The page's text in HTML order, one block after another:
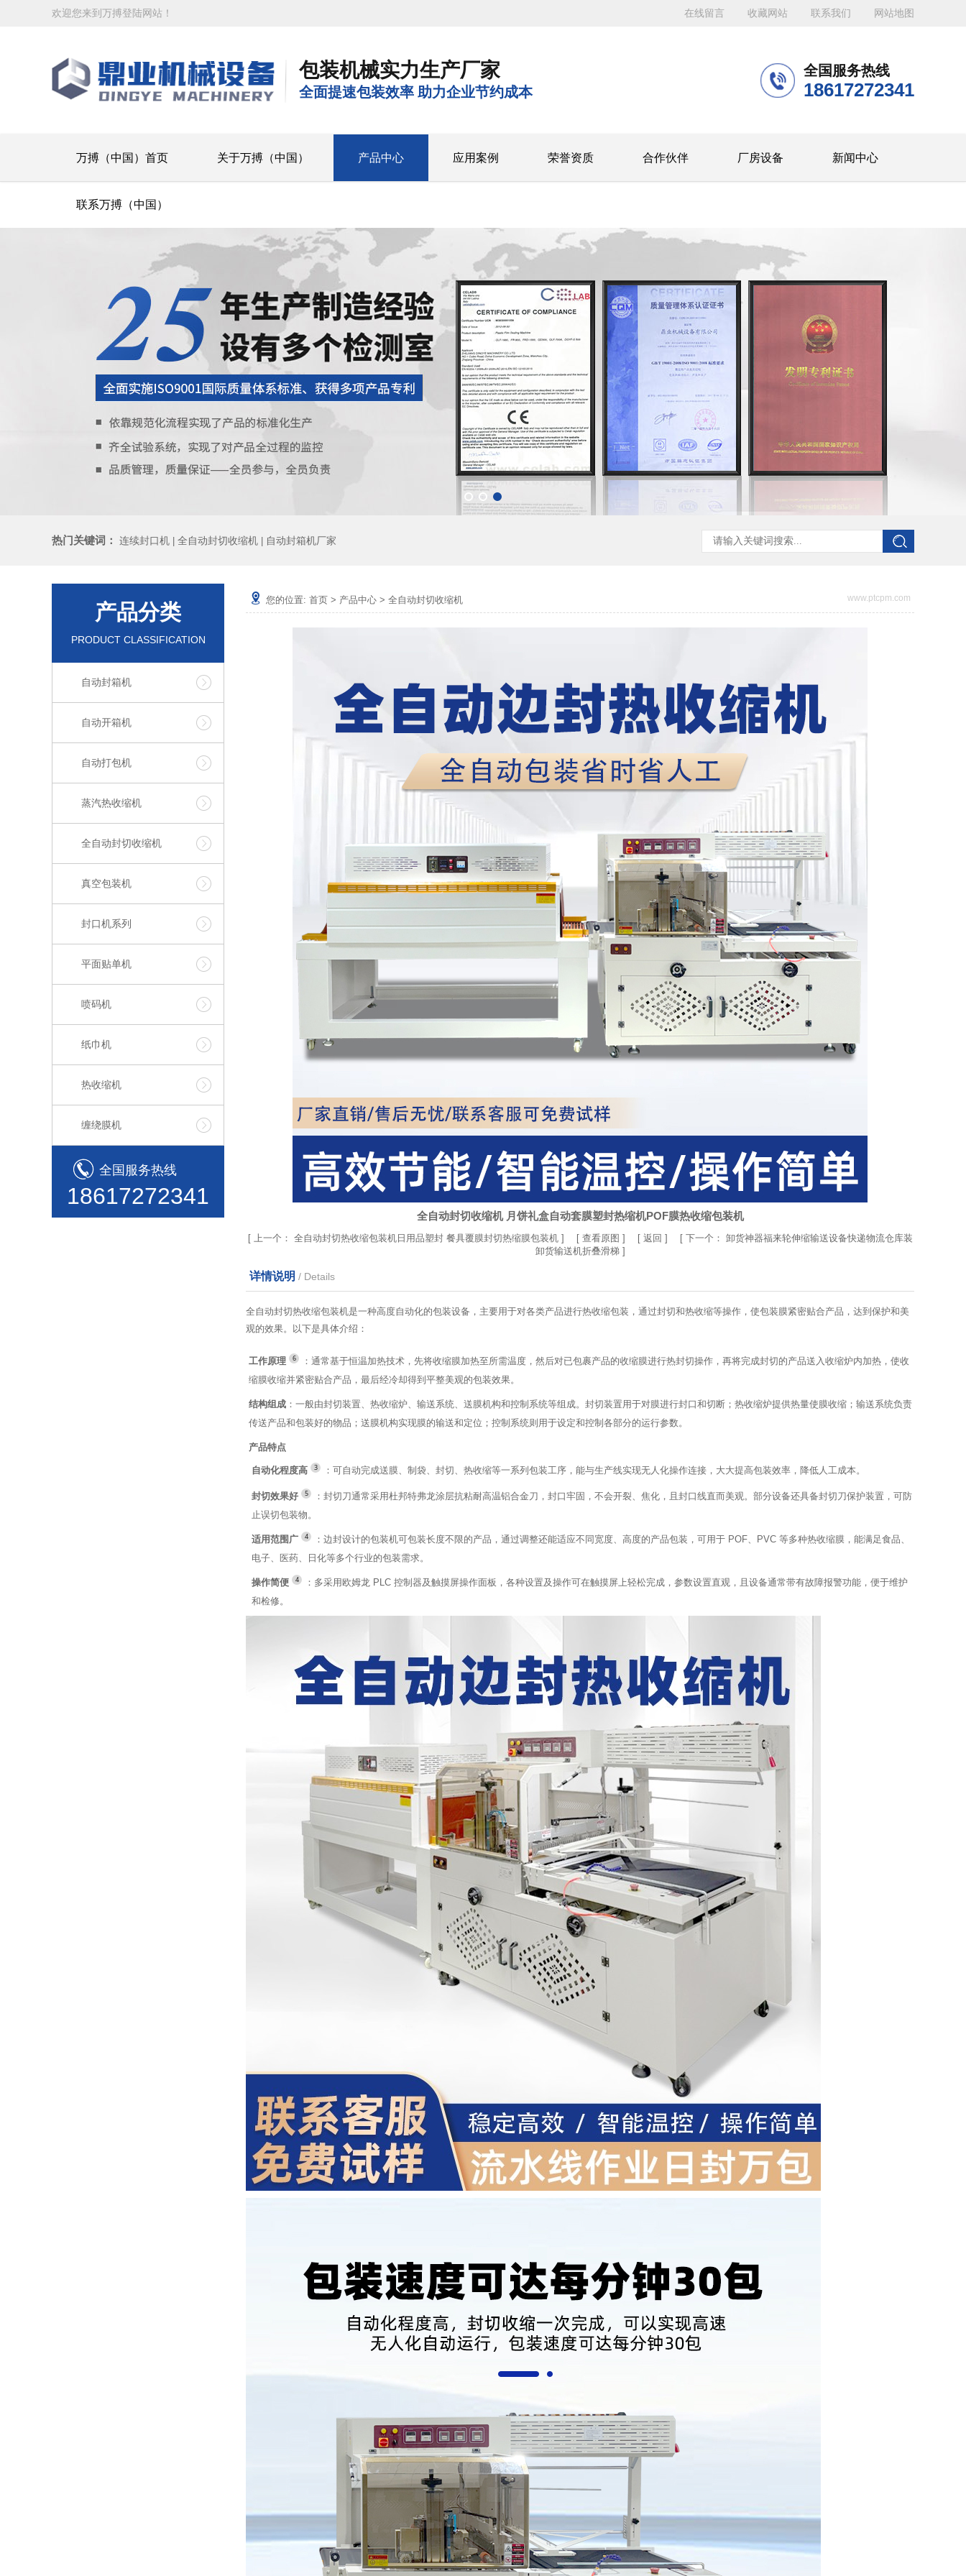
在线留言 收藏网站 联系我们 网站地图
欢迎您来到万搏登陆网站！
包装机械实力生产厂家
全面提速包装效率 助力企业节约成本
全国服务热线
18617272341
万搏（中国）首页 关于万搏（中国） 产品中心 应用案例 荣誉资质 合作伙伴 厂房设备 新闻中心
联系万搏（中国）
热门关键词： 连续封口机 全自动封切收缩机 自动封箱机厂家
产品分类
PRODUCT CLASSIFICATION
自动封箱机
自动开箱机
自动打包机
蒸汽热收缩机
全自动封切收缩机
真空包装机
封口机系列
平面贴单机
喷码机
纸巾机
热收缩机
缠绕膜机
全国服务热线
18617272341
您的位置: 首页 > 产品中心 > 全自动封切收缩机 www.ptcpm.com
全自动封切收缩机 月饼礼盒自动套膜塑封热缩机POF膜热收缩包装机
[ 上一个： 全自动封切热收缩包装机日用品塑封 餐具覆膜封切热缩膜包装机] [ 查看原图 ] [ 返回 ] [ 下一个： 卸货神器福来轮伸缩输送设备快递物流仓库装
卸货输送机折叠滑梯]
详情说明 / Details
全自动封切热收缩包装机是一种高度自动化的包装设备，主要用于对各类产品进行热收缩包装，通过封切和热收缩等操作，使包装膜紧密贴合产品，达到保护和美
观的效果。以下是具体介绍：
工作原理 6
：通常基于恒温加热技术，先将收缩膜加热至所需温度，然后对已包裹产品的收缩膜进行热封切操作，再将完成封切的产品送入收缩炉内加热，使收
缩膜收缩并紧密贴合产品，最后经冷却得到平整美观的包装效果。
结构组成 ：一般由封切装置、热收缩炉、输送系统、送膜机构和控制系统等组成。封切装置用于对膜进行封口和切断；热收缩炉提供热量使膜收缩；输送系统负责
传送产品和包装好的物品；送膜机构实现膜的输送和定位；控制系统则用于设定和控制各部分的运行参数。
产品特点
自动化程度高 3 ：可自动完成送膜、制袋、封切、热收缩等一系列包装工序，能与生产线实现无人化操作连接，大大提高包装效率，降低人工成本。
封切效果好 5
：封切刀通常采用杜邦特弗龙涂层抗粘耐高温铝合金刀，封口牢固，不会开裂、焦化，且封口线直而美观。部分设备还具备封切刀保护装置，可防
止误切包装物。
适用范围广 4
：边封设计的包装机可包装长度不限的产品，通过调整还能适应不同宽度、高度的产品包装，可用于 POF、PVC 等多种热收缩膜，能满足食品、
电子、医药、日化等多个行业的包装需求。
操作简便 4
：多采用欧姆龙 PLC 控制器及触摸屏操作面板，各种设置及操作可在触摸屏上轻松完成，参数设置直观，且设备通常带有故障报警功能，便于维护
和检修。